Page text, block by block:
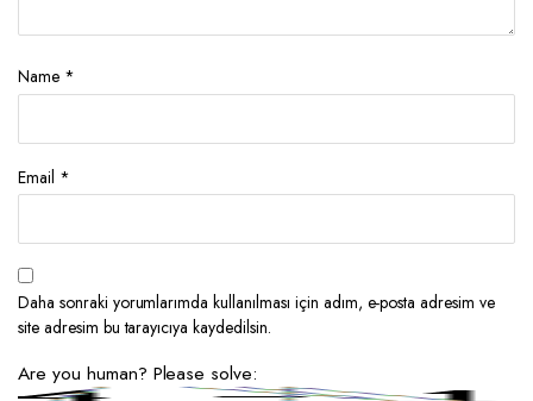
Name *
Email *
Daha sonraki yorumlarımda kullanılması için adım, e-posta adresim ve
site adresim bu tarayıcıya kaydedilsin.
Are you human? Please solve: